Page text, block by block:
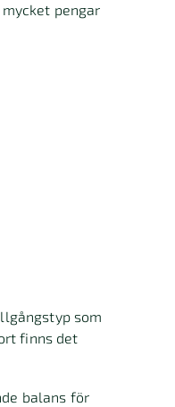
pengar
som
finns det
balans för